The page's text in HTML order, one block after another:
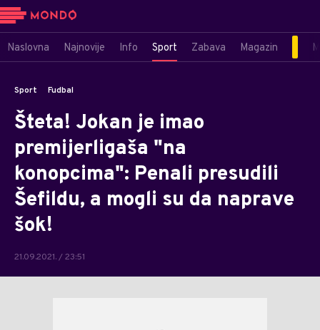
Naslovna Najnovije Info Sport Zabava Magazin
Sport Fudbal
Šteta! Jokan je imao
premijerligaša "na
konopcima": Penali presudili
Šefildu, a mogli su da naprave
šok!
21.09.2021. / 23:51